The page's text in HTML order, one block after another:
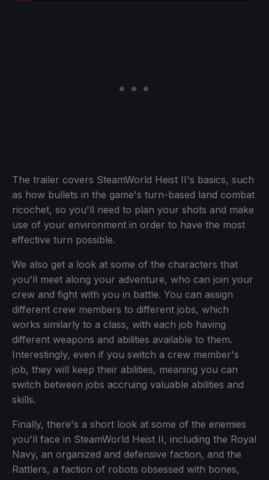
The trailer covers SteamWorld Heist II's basics, such
as how bullets in the game's turn-based land combat
ricochet, so you'll need to plan your shots and make
use of your environment in order to have the most
effective turn possible.
We also get a look at some of the characters that
you'll meet along your adventure, who can join your
crew and fight with you in battle. You can assign
different crew members to different jobs, which
works similarly to a class, with each job having
different weapons and abilities available to them.
Interestingly, even if you switch a crew member's
job, they will keep their abilities, meaning you can
switch between jobs accruing valuable abilities and
skills.
Finally, there's a short look at some of the enemies
you'll face in SteamWorld Heist II, including the Royal
Navy, an organized and defensive faction, and the
Rattlers, a faction of robots obsessed with bones,